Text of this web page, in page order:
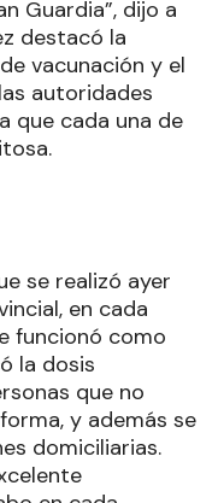
Guardia”, dijo a
destacó la
vacunación y el
autoridades
que cada una de
se realizó ayer
en cada
funcionó como
la dosis
que no
y además se
domiciliarias.